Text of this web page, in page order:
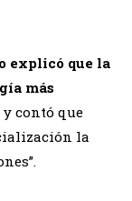
explicó que la
más
y contó que
la